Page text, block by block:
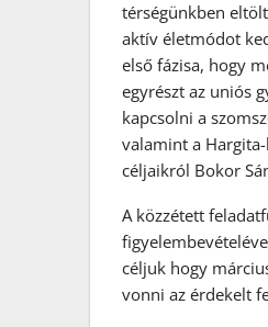
térségünkben
aktív életmódot
első fázisa, hogy
egyrészt az uniós
kapcsolni a
valamint a
céljaikról Bokor
A közzétett
céljuk hogy
vonni az érdekelt